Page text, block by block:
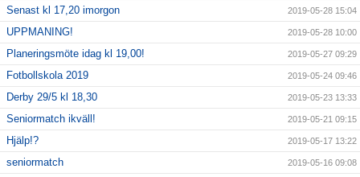
Senast kl 17,20 imorgon 2019-05-28 15:04
UPPMANING! 2019-05-28 10:00
Planeringsmöte idag kl 19,00! 2019-05-27 09:29
Fotbollskola 2019 2019-05-24 09:46
Derby 29/5 kl 18,30 2019-05-23 13:33
Seniormatch ikväll! 2019-05-21 09:15
Hjälp!? 2019-05-17 13:22
seniormatch 2019-05-16 09:08